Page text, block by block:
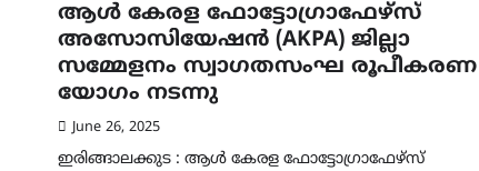
ആൾ കേരള ഫോട്ടോഗ്രാഫേഴ്സ്
അസോസിയേഷൻ (AKPA) ജില്ലാ
സമ്മേളനം സ്വാഗതസംഘ രൂപീകരണ
യോഗം നടന്നു
June 26, 2025
ഇരിങ്ങാലക്കുട : ആൾ കേരള ഫോട്ടോഗ്രാഫേഴ്സ്